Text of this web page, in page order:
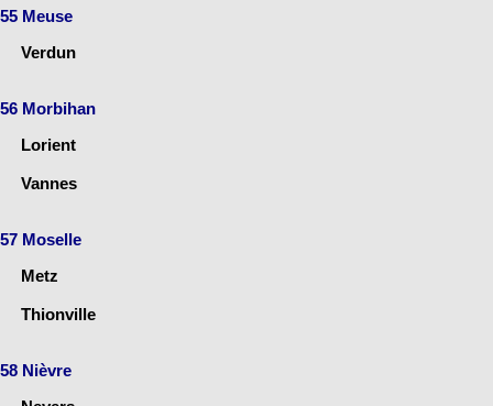
55 Meuse
Verdun
56 Morbihan
Lorient
Vannes
57 Moselle
Metz
Thionville
58 Nièvre